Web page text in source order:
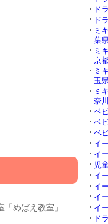
めばえ教室」
ド
ド
ミ
葉
ミ
京
ミ
玉
ミ
奈
ベ
ベ
ベ
イ
イ
児
イ
イ
イ
イ
ド